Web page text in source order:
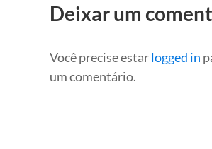
Deixar um
Você precise estarlogged in
um comentário.